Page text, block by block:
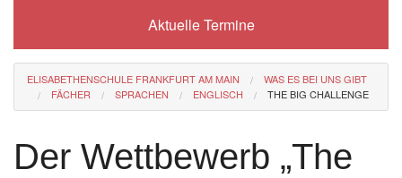
Eli-Portal
MINT-Angebot
Berufsorientierung
Aktuelle Termine
ELISABETHENSCHULE FRANKFURT AM MAIN
WAS ES BEI UNS GIBT
FÄCHER
SPRACHEN ENGLISCH THE BIG CHALLENGE
Der Wettbewerb „The